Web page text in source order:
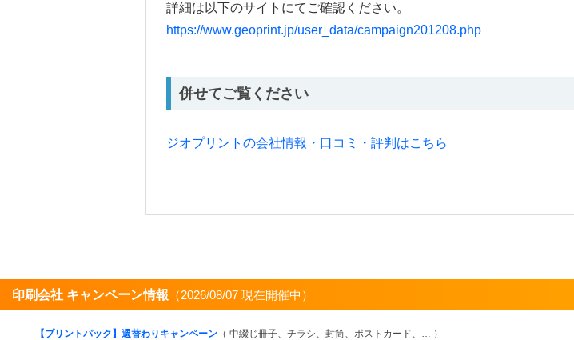
詳細は以下のサイトにてご確認ください。
https://www.geoprint.jp/user_data/campaign201208.php
併せてご覧ください
ジオプリントの会社情報・口コミ・評判はこちら
印刷会社 キャンペーン情報 （2026/08/07 現在開催中）
【プリントパック】週替わりキャンペーン （ 中綴じ冊子、チラシ、封筒、ポストカード、… ）